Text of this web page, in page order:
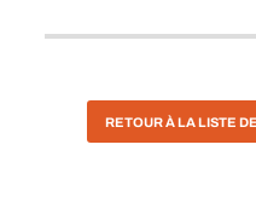
RETOUR À LA LISTE